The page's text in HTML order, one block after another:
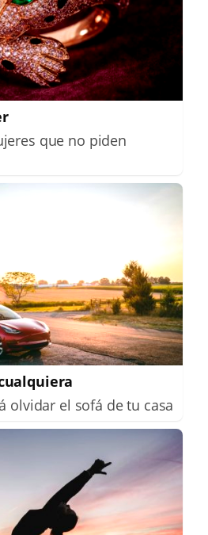
que no piden
olvidar el sofá de tu casa